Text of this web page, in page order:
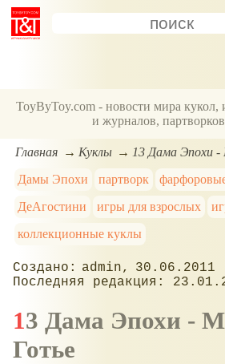
ToyByToy.com - новости мира кукол,
и журналов,
Главная Куклы
13 Дама Эпохи
Дамы Эпохи
партворк
ДеАгостини
игры для взрослых
коллекционные куклы
admin
30.06.2011
13 Дама Эпохи - Маргарита
Готье